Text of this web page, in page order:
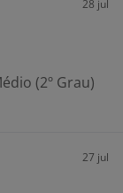
28 jul
(2º Grau)
27 jul